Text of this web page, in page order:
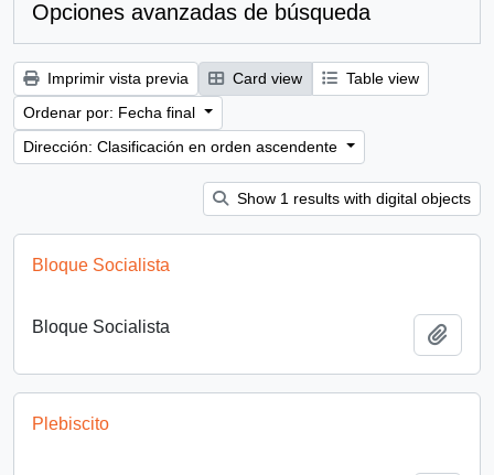
Opciones avanzadas de búsqueda
Imprimir vista previa Card view
Table view
Ordenar por: Fecha final
Dirección: Clasificación en orden ascendente
Show 1 results with digital objects
Bloque Socialista
Bloque Socialista
Plebiscito